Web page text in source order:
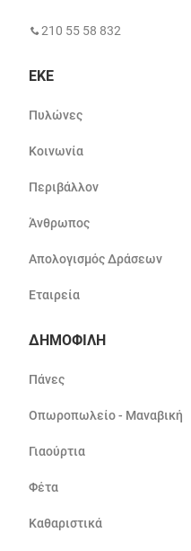
210 55 58 832
ΕΚΕ
Πυλώνες
Κοινωνία
Περιβάλλον
Άνθρωπος
Απολογισμός Δράσεων
Εταιρεία
ΔΗΜΟΦΙΛΗ
Πάνες
Οπωροπωλείο - Μαναβική
Γιαούρτια
Φέτα
Καθαριστικά